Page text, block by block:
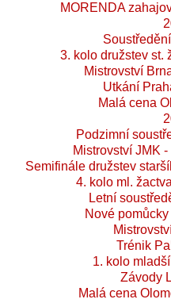
MORENDA
3. kolo družstev st.
Mistrovství
Utkání
Malá cena
Podzimní
Mistrovství JMK
Semifinále družstev
4. kolo ml.
Letní
Nové
Trénik
1. kolo
Závody
Malá cena